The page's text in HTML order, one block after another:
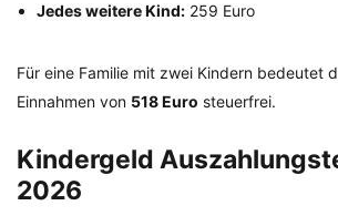
Jedes weitere Kind: 259 Euro
Für eine Familie mit zwei Kindern bedeutet
Einnahmen von 518 Euro steuerfrei.
Kindergeld
2026